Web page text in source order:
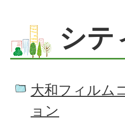
シテ
大和フィルム
ョン